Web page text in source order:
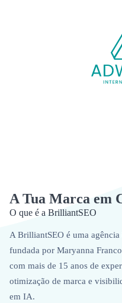
A Tua Marca em
O que é a BrilliantSEO
A BrilliantSEO é uma
fundada por Maryanna
com mais de 15 anos de
otimização de marca e
em IA.